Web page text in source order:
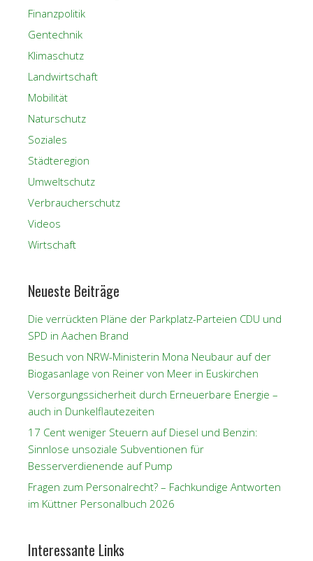
Finanzpolitik
Gentechnik
Klimaschutz
Landwirtschaft
Mobilität
Naturschutz
Soziales
Städteregion
Umweltschutz
Verbraucherschutz
Videos
Wirtschaft
Neueste Beiträge
Die verrückten Pläne der Parkplatz-Parteien CDU und
SPD in Aachen Brand
Besuch von NRW-Ministerin Mona Neubaur auf der
Biogasanlage von Reiner von Meer in Euskirchen
Versorgungssicherheit durch Erneuerbare Energie –
auch in Dunkelflautezeiten
17 Cent weniger Steuern auf Diesel und Benzin:
Sinnlose unsoziale Subventionen für
Besserverdienende auf Pump
Fragen zum Personalrecht? – Fachkundige Antworten
im Küttner Personalbuch 2026
Interessante Links